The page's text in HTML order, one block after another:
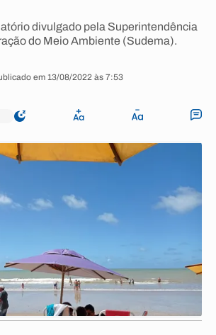
divulgado pela Superintendência
do Meio Ambiente (Sudema).
em 13/08/2022 às 7:53